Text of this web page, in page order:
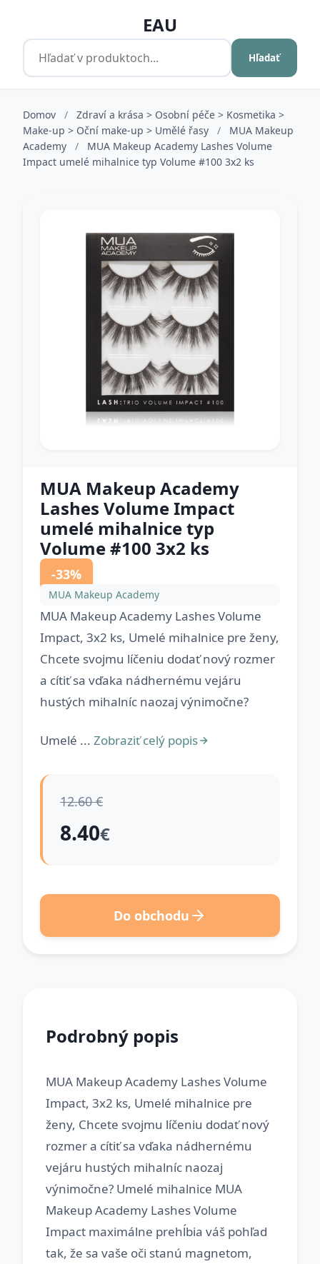
EAU
Hľadať
Domov /
Zdraví a krása > Osobní péče > Kosmetika >
Make-up > Oční make-up > Umělé řasy
/
MUA Makeup
Academy
/
MUA Makeup Academy Lashes Volume
Impact umelé mihalnice typ Volume #100 3x2 ks
MUA Makeup Academy
Lashes Volume Impact
umelé mihalnice typ
Volume #100 3x2 ks
-33%
MUA Makeup Academy
MUA Makeup Academy Lashes Volume
Impact, 3x2 ks, Umelé mihalnice pre ženy,
Chcete svojmu líčeniu dodať nový rozmer
a cítiť sa vďaka nádhernému vejáru
hustých mihalníc naozaj výnimočne?
Umelé ... Zobraziť celý popis
12.60 €
8.40€
Do obchodu
Podrobný popis
MUA Makeup Academy Lashes Volume
Impact, 3x2 ks, Umelé mihalnice pre
ženy, Chcete svojmu líčeniu dodať nový
rozmer a cítiť sa vďaka nádhernému
vejáru hustých mihalníc naozaj
výnimočne? Umelé mihalnice MUA
Makeup Academy Lashes Volume
Impact maximálne prehĺbia váš pohľad
tak, že sa vaše oči stanú magnetom,